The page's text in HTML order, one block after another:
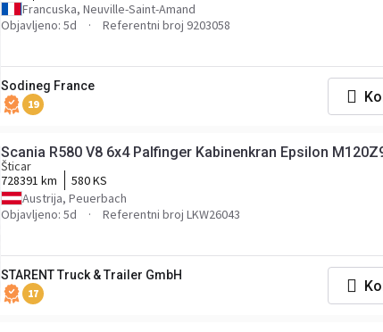
Francuska, Neuville-Saint-Amand
Objavljeno: 5d
Referentni broj 9203058
Sodineg France
19
Scania R580 V8 6x4 Palfinger Kabinenkran Epsilon
Šticar
728391 km
580 KS
Austrija, Peuerbach
Objavljeno: 5d
Referentni broj LKW26043
STARENT Truck & Trailer GmbH
17